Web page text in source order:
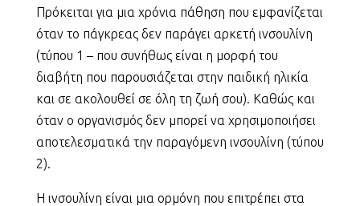
Πρόκειται για μια χρόνια πάθηση που εμφανίζεται
όταν το πάγκρεας δεν παράγει αρκετή ινσουλίνη
(τύπου 1 – που συνήθως είναι η μορφή του
διαβήτη που παρουσιάζεται στην παιδική ηλικία
και σε ακολουθεί σε όλη τη ζωή σου). Καθώς και
όταν ο οργανισμός δεν μπορεί να χρησιμοποιήσει
αποτελεσματικά την παραγόμενη ινσουλίνη (τύπου
2).
Η ινσουλίνη είναι μια ορμόνη που επιτρέπει στα